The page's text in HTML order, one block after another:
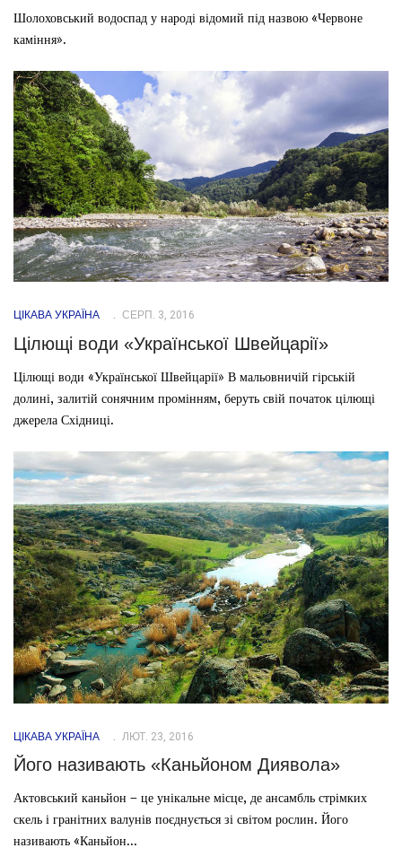
Шолоховський водоспад у народі відомий під назвою «Червоне
каміння».
ЦІКАВА УКРАЇНА СЕРП. 3, 2016
Цілющі води «Української Швейцарії»
Цілющі води «Української Швейцарії» В мальовничій гірській
долині, залитій сонячним промінням, беруть свій початок цілющі
джерела Східниці.
ЦІКАВА УКРАЇНА ЛЮТ. 23, 2016
Його називають «Каньйоном Диявола»
Актовський каньйон – це унікальне місце, де ансамбль стрімких
скель і гранітних валунів поєднується зі світом рослин. Його
називають «Каньйон...